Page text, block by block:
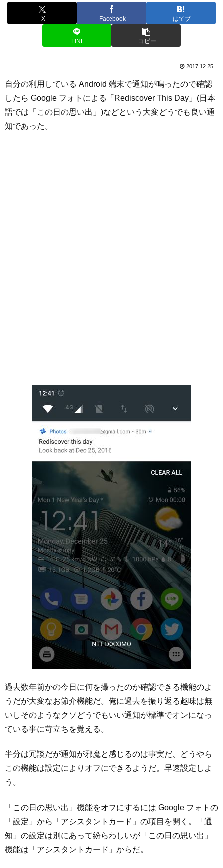
X Facebook はてブ
LINE コピー
2017.12.25
自分の利用している Android 端末で通知が鳴ったので確認
したら Google フォトによる「Rediscover This Day」(日本
語では「この日の思い出」)などという大変どうでも良い通
知であった。
過去数年前かの今日に何を撮ったのか確認できる機能のよ
うだが大変なお節介機能だ。俺に過去を振り返る趣味は無
いしそのようなクソどうでもいい通知が標準でオンになっ
ている事に苛立ちを覚える。
半分は冗談だが通知が邪魔と感じるのは事実だ、どうやら
この機能は設定によりオフにできるようだ。早速設定しよ
う。
「この日の思い出」機能をオフにするには Google フォトの
「設定」から「アシスタントカード」の項目を開く。「通
知」の設定は別にあって紛らわしいが「この日の思い出」
機能は「アシスタントカード」からだ。